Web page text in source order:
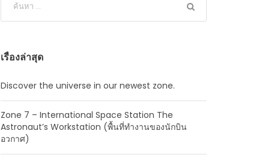
เรื่องล่าสุด
Discover the universe in our newest zone.
Zone 7 – International Space Station The
Astronaut’s Workstation (พื้นที่ทำงานของนักบิน
อวกาศ)